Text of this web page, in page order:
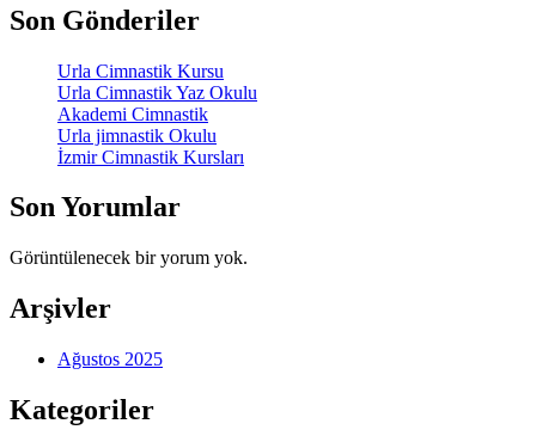
Son Gönderiler
Urla Cimnastik Kursu
Urla Cimnastik Yaz Okulu
Akademi Cimnastik
Urla jimnastik Okulu
İzmir Cimnastik Kursları
Son Yorumlar
Görüntülenecek bir yorum yok.
Arşivler
Ağustos 2025
Kategoriler